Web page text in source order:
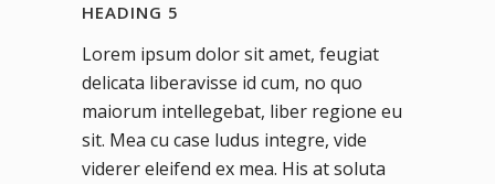
HEADING 5
Lorem ipsum dolor sit amet, feugiat
delicata liberavisse id cum, no quo
maiorum intellegebat, liber regione eu
sit. Mea cu case ludus integre, vide
viderer eleifend ex mea. His at soluta